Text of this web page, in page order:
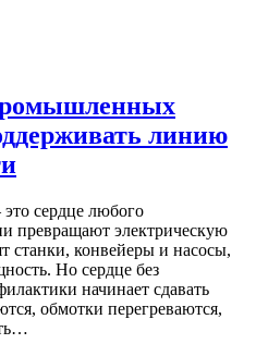
линию
сердце любого
превращают электрическую
станки, конвейеры и насосы,
Но сердце без
начинает сдавать
обмотки перегреваются,